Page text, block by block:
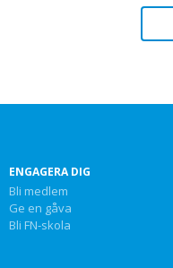
ENGAGERA DIG
Bli medlem
Ge en gåva
Bli FN-skola